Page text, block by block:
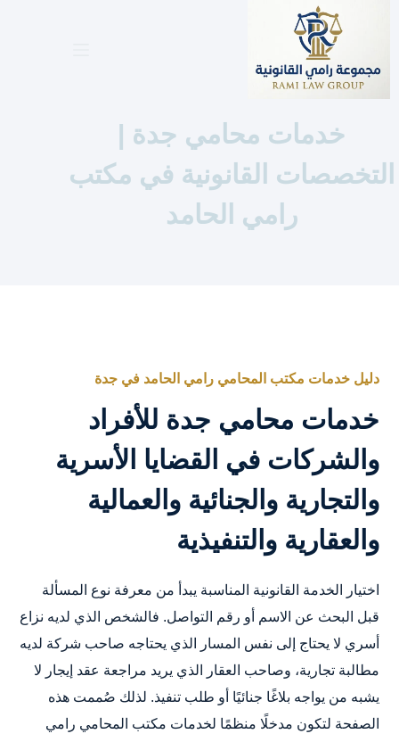
خدمات محامي جدة |
التخصصات القانونية في مكتب
رامي الحامد
دليل خدمات مكتب المحامي رامي الحامد في جدة
خدمات محامي جدة للأفراد
والشركات في القضايا الأسرية
والتجارية والجنائية والعمالية
والعقارية والتنفيذية
اختيار الخدمة القانونية المناسبة يبدأ من معرفة نوع المسألة
قبل البحث عن الاسم أو رقم التواصل. فالشخص الذي لديه نزاع
أسري لا يحتاج إلى نفس المسار الذي يحتاجه صاحب شركة لديه
مطالبة تجارية، وصاحب العقار الذي يريد مراجعة عقد إيجار لا
يشبه من يواجه بلاغًا جنائيًا أو طلب تنفيذ. لذلك صُممت هذه
الصفحة لتكون مدخلًا منظمًا لخدمات مكتب المحامي رامي